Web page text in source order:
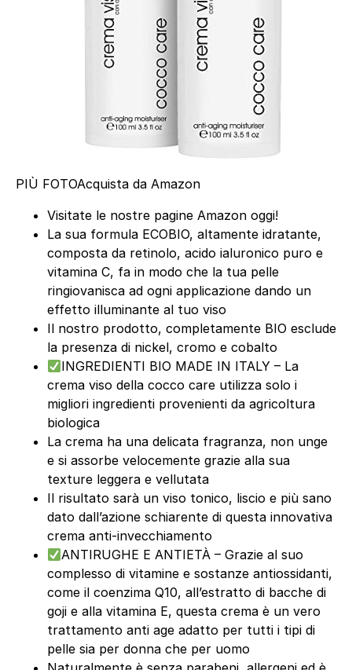
PIÙ FOTOAcquista da Amazon
Visitate le nostre pagine Amazon oggi!
La sua formula ECOBIO, altamente idratante,
composta da retinolo, acido ialuronico puro e
vitamina C, fa in modo che la tua pelle
ringiovanisca ad ogni applicazione dando un
effetto illuminante al tuo viso
Il nostro prodotto, completamente BIO esclude
la presenza di nickel, cromo e cobalto
INGREDIENTI BIO MADE IN ITALY – La
crema viso della cocco care utilizza solo i
migliori ingredienti provenienti da agricoltura
biologica
La crema ha una delicata fragranza, non unge
e si assorbe velocemente grazie alla sua
texture leggera e vellutata
Il risultato sarà un viso tonico, liscio e più sano
dato dall’azione schiarente di questa innovativa
crema anti-invecchiamento
ANTIRUGHE E ANTIETÀ – Grazie al suo
complesso di vitamine e sostanze antiossidanti,
come il coenzima Q10, all’estratto di bacche di
goji e alla vitamina E, questa crema è un vero
trattamento anti age adatto per tutti i tipi di
pelle sia per donna che per uomo